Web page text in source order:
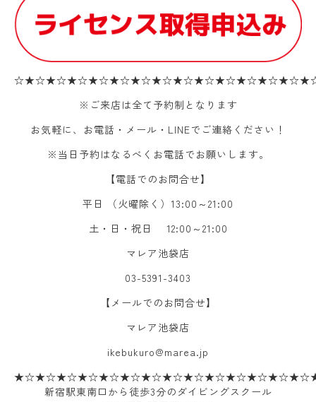
※ご来店は全て予約制となります
お気軽に、お電話・メール・LINEでご連絡ください！
※当日予約はなるべくお電話でお願いします。
【電話でのお問合せ】
平日 （火曜除く）13:00～21:00
土・日・祝日 12:00～21:00
マレア池袋店
03-5391-3403
【メールでのお問合せ】
マレア池袋店
ikebukuro@marea.jp
新宿駅東南口から徒歩3分のダイビングスクール